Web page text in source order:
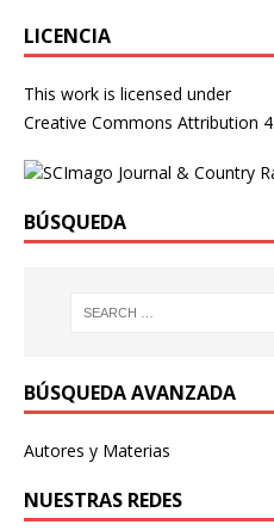
LICENCIA
This work is licensed under
Creative Commons Attribution
BÚSQUEDA
BÚSQUEDA AVANZADA
Autores y Materias
NUESTRAS REDES